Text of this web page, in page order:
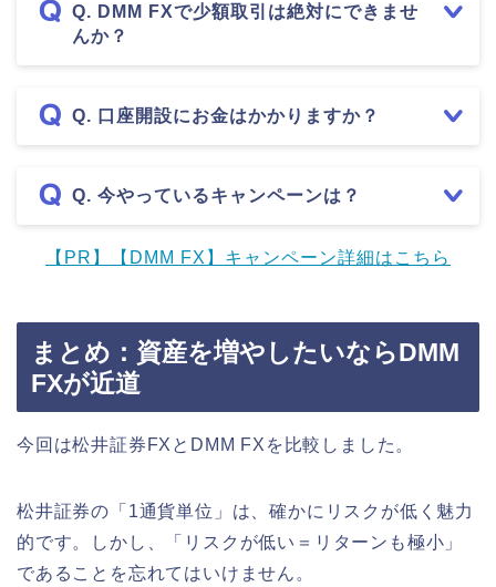
Q. DMM FXで少額取引は絶対にできませ
んか？
Q. 口座開設にお金はかかりますか？
Q. 今やっているキャンペーンは？
【PR】【DMM FX】キャンペーン詳細はこちら
まとめ：資産を増やしたいならDMM
FXが近道
今回は松井証券FXとDMM FXを比較しました。
松井証券の「1通貨単位」は、確かにリスクが低く魅力
的です。しかし、「リスクが低い＝リターンも極小」
であることを忘れてはいけません。